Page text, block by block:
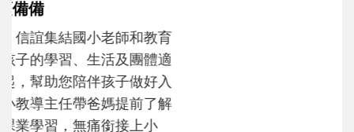
和孩子一起長大的那個男人│讀懂父親的
不同模樣
沒有人天生就擅長當爸爸！男人總是在一次
次「前所未有」的體驗中，跟著孩子一起長
大。從給予安全感的肢體遊戲，到獨立自
主、角色認同及解決問題的能力養成。爸爸